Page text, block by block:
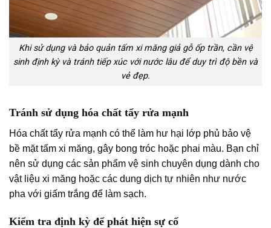
Khi sử dụng và bảo quản tấm xi măng giả gỗ ốp trần, cần vệ
sinh định kỳ và tránh tiếp xúc với nước lâu để duy trì độ bền và
vẻ đẹp.
Tránh sử dụng hóa chất tẩy rửa mạnh
Hóa chất tẩy rửa mạnh có thể làm hư hại lớp phủ bảo vệ
bề mặt tấm xi măng, gây bong tróc hoặc phai màu. Bạn chỉ
nên sử dụng các sản phẩm vệ sinh chuyên dụng dành cho
vật liệu xi măng hoặc các dung dịch tự nhiên như nước
pha với giấm trắng để làm sạch.
Kiểm tra định kỳ để phát hiện sự cố